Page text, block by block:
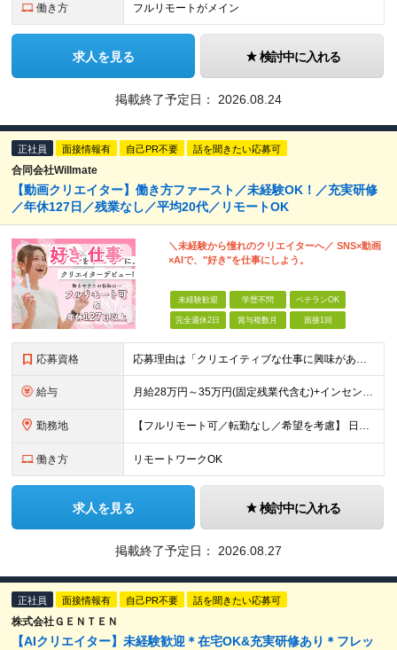
働き方 フルリモートがメイン
求人を見る 検討中に入れる
掲載終了予定日： 2026.08.24
正社員 面接情報有 自己PR不要 話を聞きたい応募可
合同会社Willmate
【動画クリエイター】働き方ファースト／未経験OK！／充実研修
／年休127日／残業なし／平均20代／リモートOK
＼未経験から憧れのクリエイターへ／ SNS×動画
×AIで、"好き"を仕事にしよう。
未経験歓迎 学歴不問 ベテランOK
完全週休2日 賞与複数月 面接1回
応募資格 応募理由は「クリエイティブな仕事に興味がある」でOK！ #学歴不問 #未経験OK ★1つでも当てはまれば、マッチング率高め★ □ SNSやYouTubeに興味がある方 □ アイデアを考えることが好き
給与 月給28万円～35万円(固定残業代含む)+インセンティブ＋各種手当 ※経験・能力等を考慮の上、決定します。 ※残業はほとんどありませんが、発生した場合は時間外手当を100％支給します。 【固定残業
勤務地 【フルリモート可／転勤なし／希望を考慮】 日本47都道府県、どこでも就業可能！ （東京・神奈川・埼玉・千葉・北海道・宮城・愛知・大阪・福岡・新潟など 各拠点近郊のプロジェクト先） 【Point】
働き方 リモートワークOK
求人を見る 検討中に入れる
掲載終了予定日： 2026.08.27
正社員 面接情報有 自己PR不要 話を聞きたい応募可
株式会社ＧＥＮＴＥＮ
【AIクリエイター】未経験歓迎＊在宅OK&充実研修あり＊フレッ